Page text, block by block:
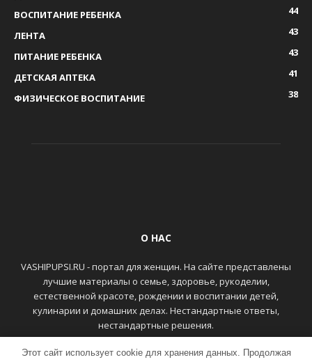
ВОСПИТАНИЕ РЕБЕНКА
44
ЛЕНТА
43
ПИТАНИЕ РЕБЕНКА
43
ДЕТСКАЯ АПТЕКА
41
ФИЗИЧЕСКОЕ ВОСПИТАНИЕ
38
О НАС
VASHIPUPSI.RU - портал для женщин. На сайте представлены
лучшие материалы о семье, здоровье, рукоделии,
естественной красоте, рождении и воспитании детей,
кулинарии и домашних делах. Нестандартные ответы,
нестандартные решения.
Этот сайт использует cookie для хранения данных. Продолжая